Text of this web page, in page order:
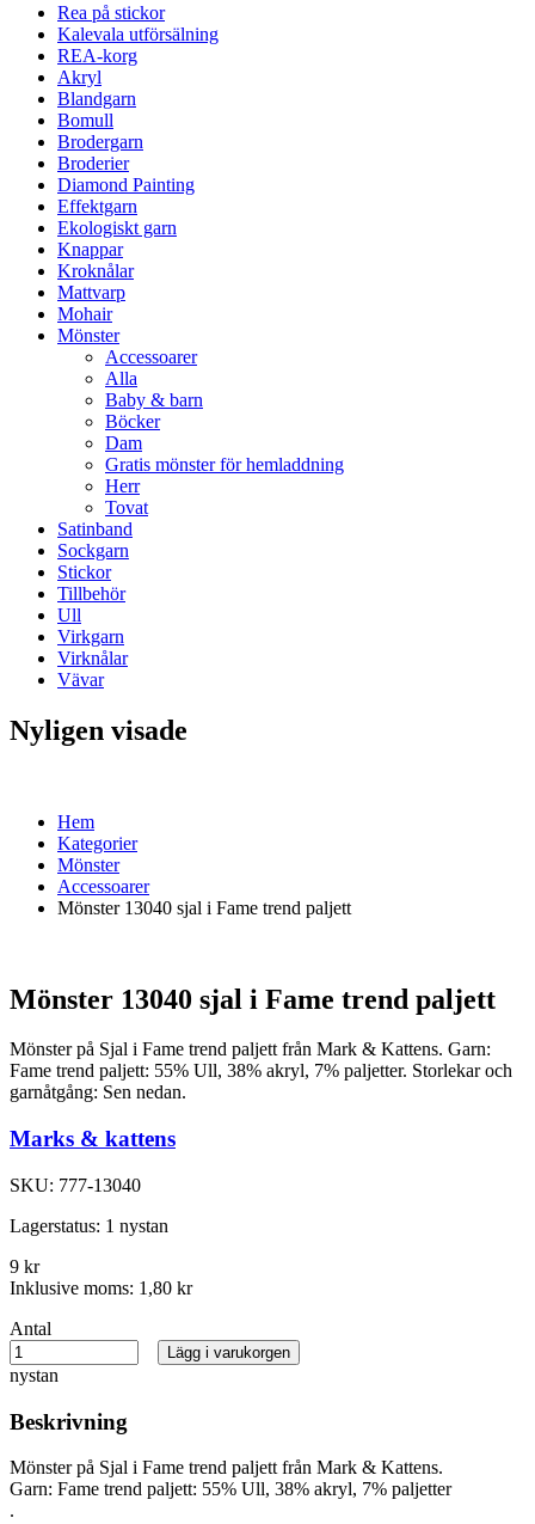
Rea på stickor
Kalevala utförsälning
REA-korg
Akryl
Blandgarn
Bomull
Brodergarn
Broderier
Diamond Painting
Effektgarn
Ekologiskt garn
Knappar
Kroknålar
Mattvarp
Mohair
Mönster
Accessoarer
Alla
Baby & barn
Böcker
Dam
Gratis mönster för hemladdning
Herr
Tovat
Satinband
Sockgarn
Stickor
Tillbehör
Ull
Virkgarn
Virknålar
Vävar
Nyligen visade
Hem
Kategorier
Mönster
Accessoarer
Mönster 13040 sjal i Fame trend paljett
Mönster 13040 sjal i Fame trend paljett
Mönster på Sjal i Fame trend paljett från Mark & Kattens. Garn:
Fame trend paljett: 55% Ull, 38% akryl, 7% paljetter. Storlekar och
garnåtgång: Sen nedan.
Marks & kattens
SKU: 777-13040
Lagerstatus: 1 nystan
9 kr
Inklusive moms: 1,80 kr
Antal
nystan
Lägg i varukorgen
Beskrivning
Mönster på Sjal i Fame trend paljett från Mark & Kattens.
Garn: Fame trend paljett: 55% Ull, 38% akryl, 7% paljetter
.